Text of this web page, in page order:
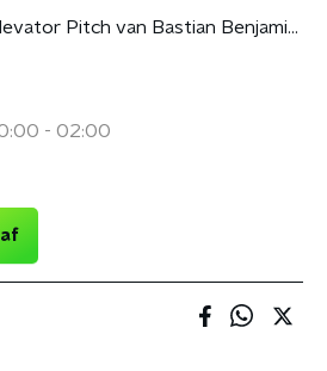
De Elevator Pitch van Bastian Benjamin! #3FM #ElevatorPitch
- 02:00